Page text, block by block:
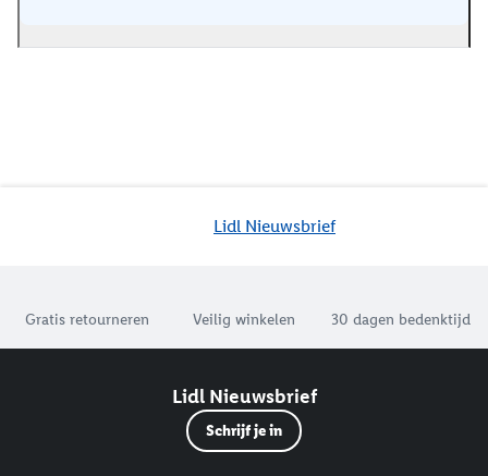
Lidl Nieuwsbrief
Gratis retourneren Veilig winkelen 30 dagen bedenktijd
Lidl Nieuwsbrief
Schrijf je in